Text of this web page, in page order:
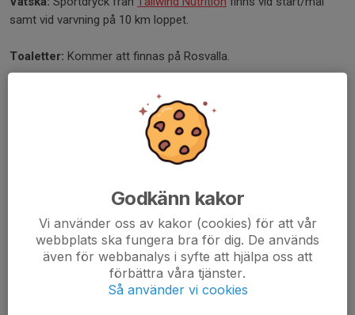
samt vid varvning på 10 km loppet.
Toaletter: Kommer att finnas på Rosvalla.
Alla deltagare får en snygg medalj runt halsen efter
målgång som bevis på sin prestation.
Sker med hjälp av transponder som fästes runt ena
fotens vrist. Du får låna transpondern i samband med
Borttappad transponder debiteras 800 kr.
Omklädningsrum finns inne på arenan.
Godkänn kakor
Vi använder oss av kakor (cookies) för att vår
webbplats ska fungera bra för dig. De används
även för webbanalys i syfte att hjälpa oss att
förbättra våra tjänster.
Så använder vi cookies